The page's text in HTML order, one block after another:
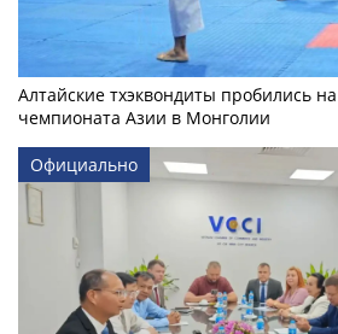
Алтайские тхэквондиты пробились
чемпионата Азии в Монголии
Официально